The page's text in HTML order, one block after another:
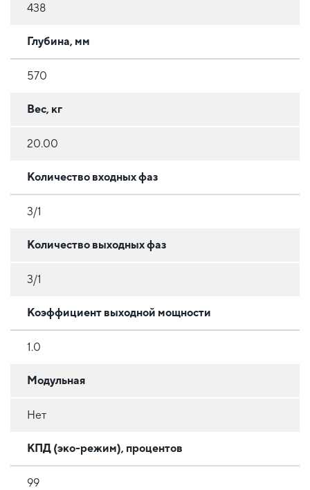
438
Глубина, мм
570
Вес, кг
20.00
Количество входных фаз
3/1
Количество выходных фаз
3/1
Коэффициент выходной мощности
1.0
Модульная
Нет
КПД (эко-режим), процентов
99